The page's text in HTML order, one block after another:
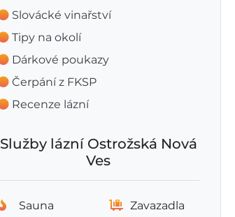
Slovácké vinařství
Tipy na okolí
Dárkové poukazy
Čerpání z FKSP
Recenze lázní
Služby lázní Ostrožská Nová
Ves
Sauna
Zavazadla